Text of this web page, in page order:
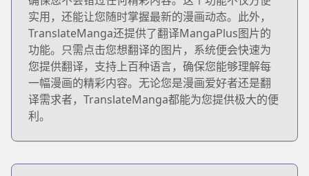
实用，还能让您随时掌握最新的漫画动态。此外，
TranslateManga还提供了翻译MangaPlus图片的
功能。只需点击您想翻译的图片，系统便会快速为
您提供翻译，支持上百种语言，确保您能够理解每
一幅漫画的精彩内容。无论您是漫画爱好者还是翻
译需求者，TranslateManga都能为您提供极大的便
利。